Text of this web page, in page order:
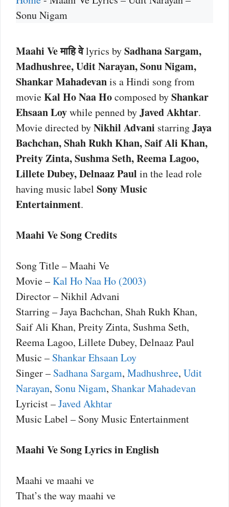
Sonu Nigam
Maahi Ve माहि वेlyrics bySadhana Sargam,
Madhushree, Udit Narayan, Sonu Nigam,
Shankar Mahadevanis a Hindi song from
movieKal Ho Naa Hocomposed byShankar
Ehsaan Loywhile penned byJaved Akhtar.
Movie directed byNikhil Advani starringJaya
Bachchan, Shah Rukh Khan, Saif Ali Khan,
Preity Zinta, Sushma Seth, Reema Lagoo,
Lillete Dubey, Delnaaz Paul in the lead role
having music label Sony Music
Entertainment.
Maahi Ve Song Credits
Song Title – Maahi Ve
Movie –Kal Ho Naa Ho (2003)
Director – Nikhil Advani
Starring – Jaya Bachchan, Shah Rukh Khan,
Saif Ali Khan, Preity Zinta, Sushma Seth,
Reema Lagoo, Lillete Dubey, Delnaaz Paul
Music – Shankar Ehsaan Loy
Singer – Sadhana Sargam, Madhushree, Udit
Narayan, Sonu Nigam, Shankar Mahadevan
Lyricist –Javed Akhtar
Music Label – Sony Music Entertainment
Maahi Ve Song Lyrics in English
Maahi ve maahi ve
That’s the way maahi ve